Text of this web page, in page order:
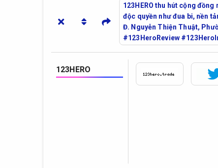
123HERO thu hút cộng
độc quyền như đua bi, nền
Đ. Nguyễn Thiện Thuật,
#123HeroReview
123HERO